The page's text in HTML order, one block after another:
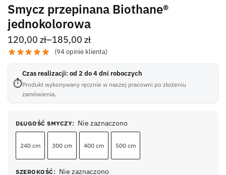
Smycz przepinana Biothane®
jednokolorowa
120,00 zł–185,00 zł
(94opinie klienta)
⏱
Czas realizacji: od 2 do 4 dni roboczych
Produkt wykonywany ręcznie w naszej pracowni po złożeniu
zamówienia.
DŁUGOŚĆ SMYCZY: Nie zaznaczono
240 cm 300 cm 400 cm 500 cm
SZEROKOŚĆ: Nie zaznaczono